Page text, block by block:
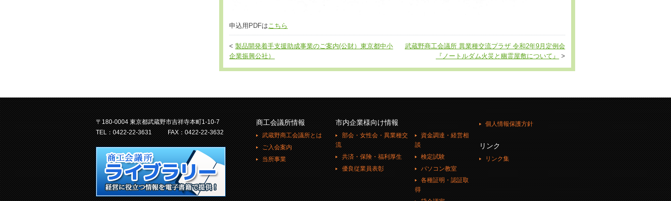
申込用PDFはこちら
<製品開発着手支援助成事業のご案内(公財）東京都中小
企業振興公社）
武蔵野商工会議所 異業種交流プラザ 令和2年9月定例会
『ノートルダム火災と幽霊屋敷について』
>
〒180-0004 東京都武蔵野市吉祥寺本町1-10-7
TEL：0422-22-3631
FAX：0422-22-3632
商工会議所情報
武蔵野商工会議所とは
ご入会案内
当所事業
市内企業様向け情報
部会・女性会・異業種交
流
共済・保険・福利厚生
優良従業員表彰
資金調達・経営相
談
検定試験
パソコン教室
各種証明・認証取
得
個人情報保護方針
リンク
リンク集